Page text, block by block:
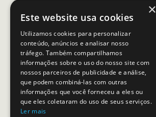
Horário de contacto:
Dias úteis das 10h as 19h
SEGUE-NOS
×
Este website usa cookies
Utilizamos cookies para personalizar
conteúdo, anúncios e analisar nosso
tráfego. Também compartilhamos
informações sobre o uso do nosso site com
nossos parceiros de publicidade e análise,
que podem combiná-las com outras
informações que você forneceu a eles ou
que eles coletaram do uso de seus serviços.
Ler mais